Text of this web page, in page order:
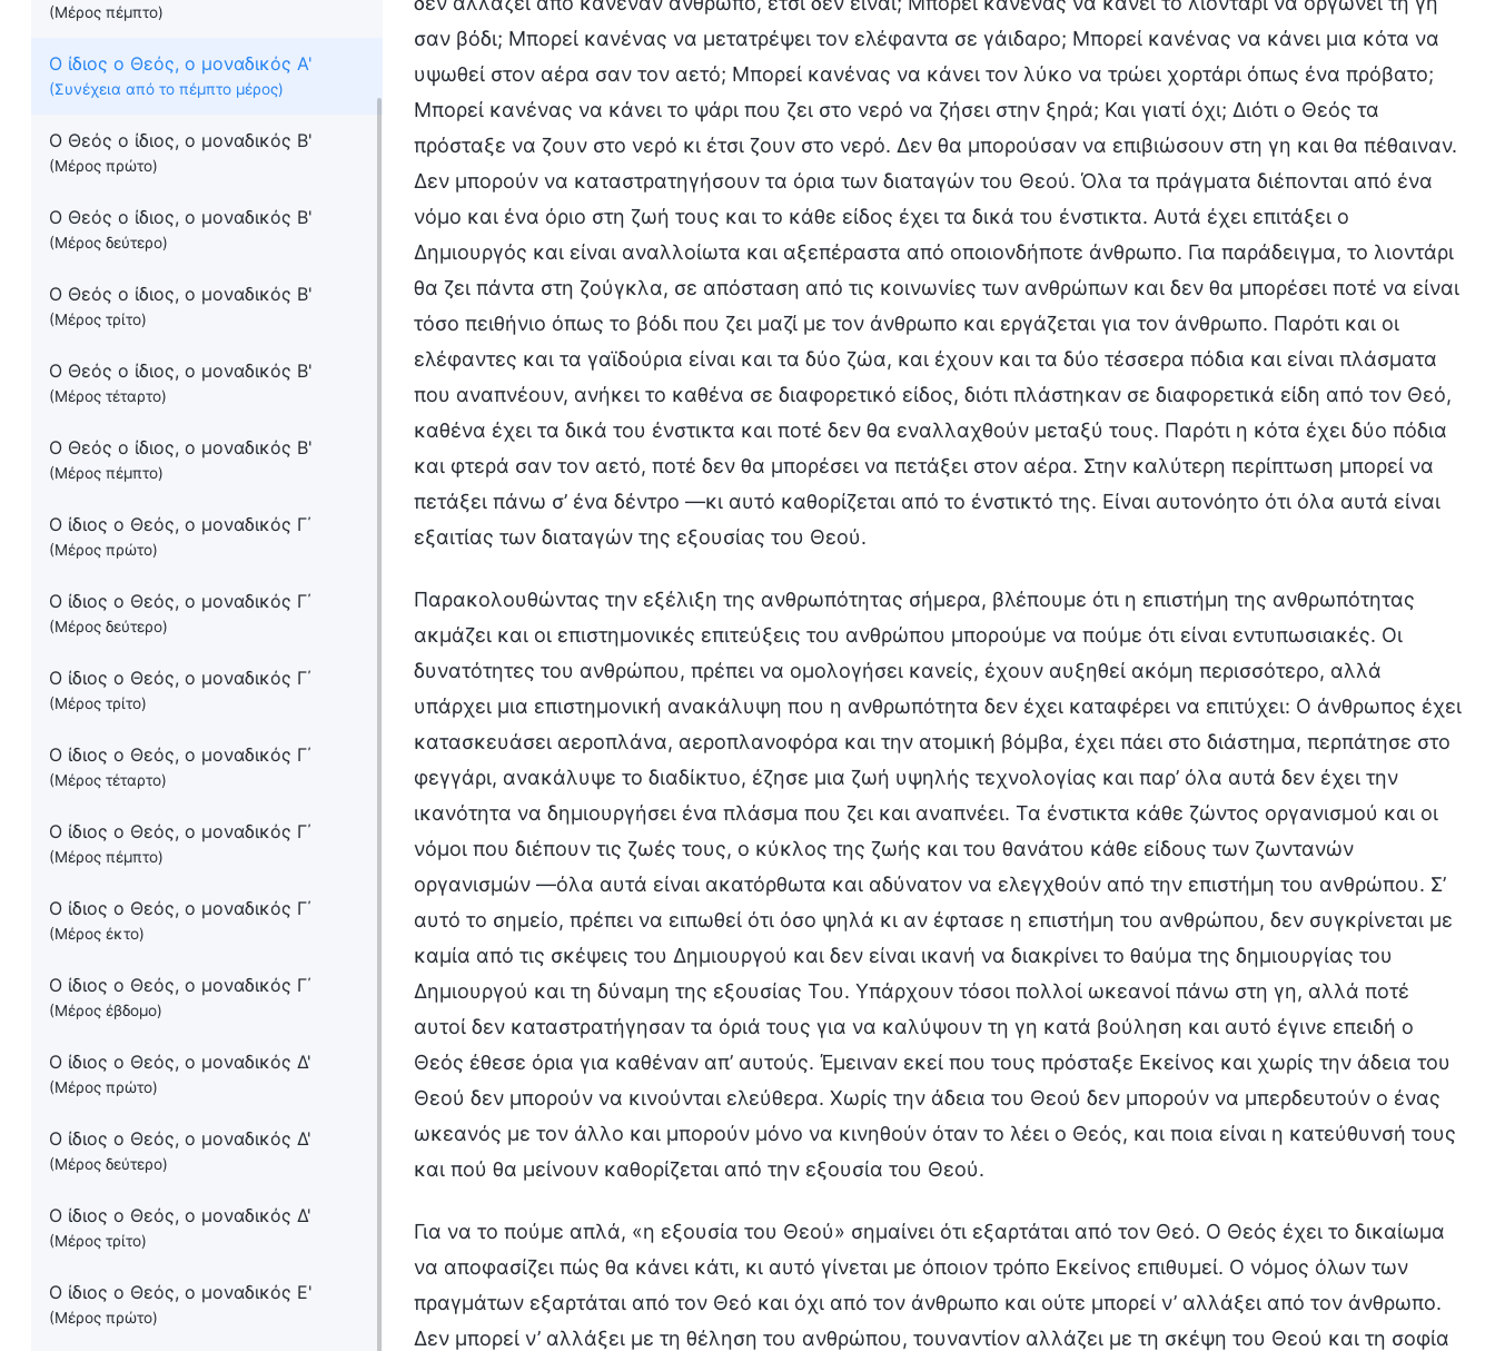
(Μέρος πέμπτο)
Ο ίδιος ο Θεός, ο μοναδικός Α'
(Συνέχεια από το πέμπτο μέρος)
Ο Θεός ο ίδιος, ο μοναδικός Β'
(Μέρος πρώτο)
Ο Θεός ο ίδιος, ο μοναδικός Β'
(Μέρος δεύτερο)
Ο Θεός ο ίδιος, ο μοναδικός Β'
(Μέρος τρίτο)
Ο Θεός ο ίδιος, ο μοναδικός Β'
(Μέρος τέταρτο)
Ο Θεός ο ίδιος, ο μοναδικός Β'
(Μέρος πέμπτο)
Ο ίδιος ο Θεός, ο μοναδικός Γ΄
(Μέρος πρώτο)
Ο ίδιος ο Θεός, ο μοναδικός Γ΄
(Μέρος δεύτερο)
Ο ίδιος ο Θεός, ο μοναδικός Γ΄
(Μέρος τρίτο)
Ο ίδιος ο Θεός, ο μοναδικός Γ΄
(Μέρος τέταρτο)
Ο ίδιος ο Θεός, ο μοναδικός Γ΄
(Μέρος πέμπτο)
Ο ίδιος ο Θεός, ο μοναδικός Γ΄
(Μέρος έκτο)
Ο ίδιος ο Θεός, ο μοναδικός Γ΄
(Μέρος έβδομο)
Ο ίδιος ο Θεός, ο μοναδικός Δ'
(Μέρος πρώτο)
Ο ίδιος ο Θεός, ο μοναδικός Δ'
(Μέρος δεύτερο)
Ο ίδιος ο Θεός, ο μοναδικός Δ'
(Μέρος τρίτο)
Ο ίδιος ο Θεός, ο μοναδικός Ε'
(Μέρος πρώτο)
σαν βόδι; Μπορεί κανένας να μετατρέψει τον ελέφαντα σε γάιδαρο; Μπορεί κανένας να κάνει μια κότα να
υψωθεί στον αέρα σαν τον αετό; Μπορεί κανένας να κάνει τον λύκο να τρώει χορτάρι όπως ένα πρόβατο;
Μπορεί κανένας να κάνει το ψάρι που ζει στο νερό να ζήσει στην ξηρά; Και γιατί όχι; Διότι ο Θεός τα
πρόσταξε να ζουν στο νερό κι έτσι ζουν στο νερό. Δεν θα μπορούσαν να επιβιώσουν στη γη και θα πέθαιναν.
Δεν μπορούν να καταστρατηγήσουν τα όρια των διαταγών του Θεού. Όλα τα πράγματα διέπονται από ένα
νόμο και ένα όριο στη ζωή τους και το κάθε είδος έχει τα δικά του ένστικτα. Αυτά έχει επιτάξει ο
Δημιουργός και είναι αναλλοίωτα και αξεπέραστα από οποιονδήποτε άνθρωπο. Για παράδειγμα, το λιοντάρι
θα ζει πάντα στη ζούγκλα, σε απόσταση από τις κοινωνίες των ανθρώπων και δεν θα μπορέσει ποτέ να είναι
τόσο πειθήνιο όπως το βόδι που ζει μαζί με τον άνθρωπο και εργάζεται για τον άνθρωπο. Παρότι και οι
ελέφαντες και τα γαϊδούρια είναι και τα δύο ζώα, και έχουν και τα δύο τέσσερα πόδια και είναι πλάσματα
που αναπνέουν, ανήκει το καθένα σε διαφορετικό είδος, διότι πλάστηκαν σε διαφορετικά είδη από τον Θεό,
καθένα έχει τα δικά του ένστικτα και ποτέ δεν θα εναλλαχθούν μεταξύ τους. Παρότι η κότα έχει δύο πόδια
και φτερά σαν τον αετό, ποτέ δεν θα μπορέσει να πετάξει στον αέρα. Στην καλύτερη περίπτωση μπορεί να
πετάξει πάνω σ’ ένα δέντρο —κι αυτό καθορίζεται από το ένστικτό της. Είναι αυτονόητο ότι όλα αυτά είναι
εξαιτίας των διαταγών της εξουσίας του Θεού.
Παρακολουθώντας την εξέλιξη της ανθρωπότητας σήμερα, βλέπουμε ότι η επιστήμη της ανθρωπότητας
ακμάζει και οι επιστημονικές επιτεύξεις του ανθρώπου μπορούμε να πούμε ότι είναι εντυπωσιακές. Οι
δυνατότητες του ανθρώπου, πρέπει να ομολογήσει κανείς, έχουν αυξηθεί ακόμη περισσότερο, αλλά
υπάρχει μια επιστημονική ανακάλυψη που η ανθρωπότητα δεν έχει καταφέρει να επιτύχει: Ο άνθρωπος έχει
κατασκευάσει αεροπλάνα, αεροπλανοφόρα και την ατομική βόμβα, έχει πάει στο διάστημα, περπάτησε στο
φεγγάρι, ανακάλυψε το διαδίκτυο, έζησε μια ζωή υψηλής τεχνολογίας και παρ’ όλα αυτά δεν έχει την
ικανότητα να δημιουργήσει ένα πλάσμα που ζει και αναπνέει. Τα ένστικτα κάθε ζώντος οργανισμού και οι
νόμοι που διέπουν τις ζωές τους, ο κύκλος της ζωής και του θανάτου κάθε είδους των ζωντανών
οργανισμών —όλα αυτά είναι ακατόρθωτα και αδύνατον να ελεγχθούν από την επιστήμη του ανθρώπου. Σ’
αυτό το σημείο, πρέπει να ειπωθεί ότι όσο ψηλά κι αν έφτασε η επιστήμη του ανθρώπου, δεν συγκρίνεται με
καμία από τις σκέψεις του Δημιουργού και δεν είναι ικανή να διακρίνει το θαύμα της δημιουργίας του
Δημιουργού και τη δύναμη της εξουσίας Του. Υπάρχουν τόσοι πολλοί ωκεανοί πάνω στη γη, αλλά ποτέ
αυτοί δεν καταστρατήγησαν τα όριά τους για να καλύψουν τη γη κατά βούληση και αυτό έγινε επειδή ο
Θεός έθεσε όρια για καθέναν απ’ αυτούς. Έμειναν εκεί που τους πρόσταξε Εκείνος και χωρίς την άδεια του
Θεού δεν μπορούν να κινούνται ελεύθερα. Χωρίς την άδεια του Θεού δεν μπορούν να μπερδευτούν ο ένας
ωκεανός με τον άλλο και μπορούν μόνο να κινηθούν όταν το λέει ο Θεός, και ποια είναι η κατεύθυνσή τους
και πού θα μείνουν καθορίζεται από την εξουσία του Θεού.
Για να το πούμε απλά, «η εξουσία του Θεού» σημαίνει ότι εξαρτάται από τον Θεό. Ο Θεός έχει το δικαίωμα
να αποφασίζει πώς θα κάνει κάτι, κι αυτό γίνεται με όποιον τρόπο Εκείνος επιθυμεί. Ο νόμος όλων των
πραγμάτων εξαρτάται από τον Θεό και όχι από τον άνθρωπο και ούτε μπορεί ν’ αλλάξει από τον άνθρωπο.
Δεν μπορεί ν’ αλλάξει με τη θέληση του ανθρώπου, τουναντίον αλλάζει με τη σκέψη του Θεού και τη σοφία